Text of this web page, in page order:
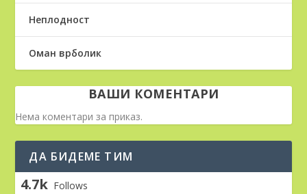
Неплодност
Оман врболик
ВАШИ КОМЕНТАРИ
Нема коментари за приказ.
ДА БИДЕМЕ ТИМ
4.7k Follows